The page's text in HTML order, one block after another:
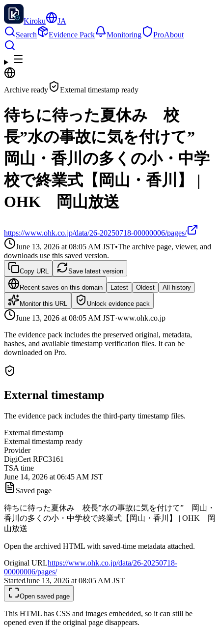
Kiroku
JA
Search
Evidence Pack Monitoring ProAbout
Archive ready External timestamp ready
待ちに待った夏休み 校
長”水の事故に気を付けて”
岡山・香川の多くの小・中学
校で終業式【岡山・香川】 |
OHK 岡山放送
https://www.ohk.co.jp/data/26-20250718-00000006/pages/
June 13, 2026 at 08:05 AM JST•The archive page, viewer, and
downloads use this saved version.
Copy URL Save latest version
Recent saves on this domain Latest Oldest All history
Monitor this URL Unlock evidence pack
June 13, 2026 at 08:05 AM JST·www.ohk.co.jp
The evidence pack includes the preserved original, metadata,
hashes, and available timestamp verification files. It can be
downloaded on Pro.
External timestamp
The evidence pack includes the third-party timestamp files.
External timestamp
External timestamp ready
Provider
DigiCert RFC3161
TSA time
June 14, 2026 at 06:45 AM JST
Saved page
待ちに待った夏休み 校長”水の事故に気を付けて” 岡山・
香川の多くの小・中学校で終業式【岡山・香川】 | OHK 岡
山放送
Open the archived HTML with saved-time metadata attached.
Original URLhttps://www.ohk.co.jp/data/26-20250718-
00000006/pages/
StartedJune 13, 2026 at 08:05 AM JST
Open saved page
This HTML has CSS and images embedded, so it can still be
opened even if the original page disappears.